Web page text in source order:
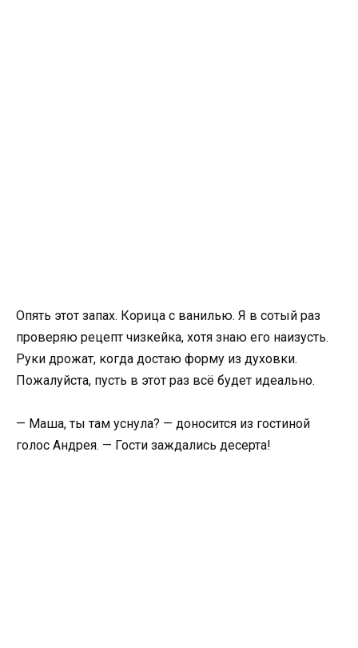
Опять этот запах. Корица с ванилью. Я в сотый раз
проверяю рецепт чизкейка, хотя знаю его наизусть.
Руки дрожат, когда достаю форму из духовки.
Пожалуйста, пусть в этот раз всё будет идеально.
— Маша, ты там уснула? — доносится из гостиной
голос Андрея. — Гости заждались десерта!